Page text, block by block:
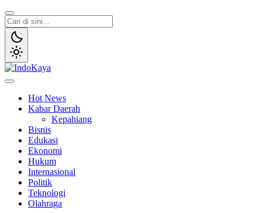
Lewati
ke
konten
Hot News
Kabar Daerah
Kepahiang
Bisnis
Edukasi
Ekonomi
Hukum
Internasional
Politik
Teknologi
Olahraga